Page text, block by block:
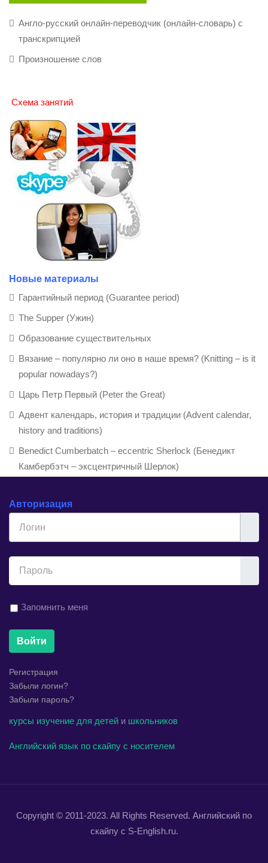
Англо-русский онлайн-переводчик (онлайн-словарь) с
транскрипцией
Произношение слов
Схема занятий
Новые материалы
Гарантийный период (Guarantee period)
The Supper (Ужин)
Образование существительных
Вязание – популярно ли оно в наше время? (Knitting – is it
popular nowadays?)
Царь Петр Первый (Peter the Great)
Адвент календарь, история и традиции (Advent calendar,
history and traditions)
Benedict Cumberbatch – eccentric Sherlock (Бенедикт
Камбербэтч – эксцентричный Шерлок)
Авторизация
Запомнить меня
Войти
Регистрация
Забыли логин?
Забыли пароль?
курсы изучение для детей и школьников
Английский язык по скайпу с носителем
Copyright © 2011-2023. All Rights Reserved. Английский по
скайпу с S-English.ru.